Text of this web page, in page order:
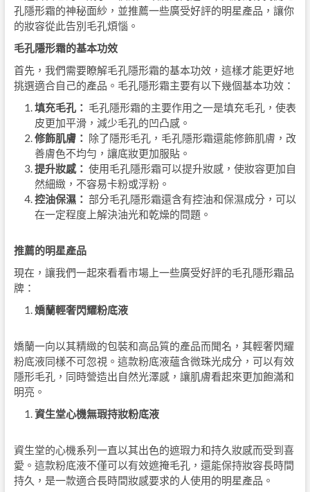
孔隱形霜的神秘面紗，並推薦一些廣受好評的明星產品，讓你
的妝容從此告別毛孔煩惱。
毛孔隱形霜的基本功效
首先，我們需要瞭解毛孔隱形霜的基本功效，這樣才能更好地
挑選適合自己的產品。毛孔隱形霜主要有以下幾個基本功效：
填充毛孔： 毛孔隱形霜的主要作用之一是填充毛孔，使表
皮更加平滑，減少毛孔的凹凸感。
修飾肌膚： 除了隱形毛孔，毛孔隱形霜還能修飾肌膚，改
善膚色不均勻，讓底妝更加服貼。
提升妝感： 使用毛孔隱形霜可以提升妝感，使妝容更加自
然細緻，不容易卡粉或浮粉。
控油保濕： 部分毛孔隱形霜還含有控油和保濕成分，可以
在一定程度上解決油光和乾燥的問題。
推薦的明星產品
現在，讓我們一起來看看市場上一些廣受好評的毛孔隱形霜品
牌：
嬌蘭輕奢閃耀粉底液
嬌蘭一向以其精緻的包裝和高品質的產品而聞名，其輕奢閃耀
粉底液同樣不可忽視。這款粉底液蘊含微珠光成分，可以有效
隱形毛孔，同時營造出自然光澤感，讓肌膚看起來更加飽滿和
明亮。
資生堂心機無瑕持妝粉底液
資生堂的心機系列一直以其出色的遮瑕力和持久妝感而受到喜
愛。這款粉底液不僅可以有效遮掩毛孔，還能保持妝容長時間
持久，是一款適合長時間妝感要求的人使用的明星產品。